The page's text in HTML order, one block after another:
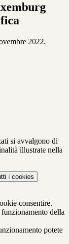
2022.
si avvalgono di
illustrate nella
i cookies
consentire.
della
potete